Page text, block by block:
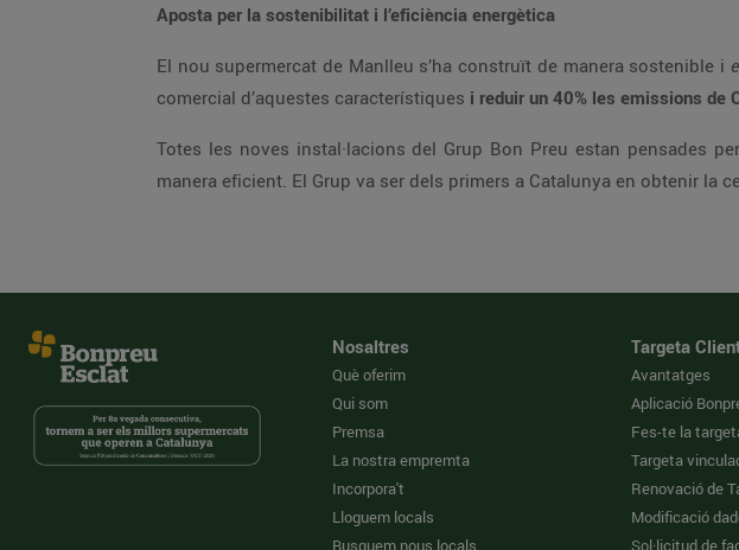
Aposta per la sostenibilitat i l’eficiència energètica
El nou supermercat de Manlleu s’ha construït de manera sostenible i
comercial d’aquestes característiques
i reduir un 40% les emissions de
Totes les noves instal·lacions del Grup Bon Preu estan pensades per reduir al màxim el consum energètic amb un sistema de gestió que les regula de
Nosaltres
Què oferim
Qui som
Premsa
La nostra empremta
Incorpora't
Lloguem locals
Busquem nous locals
Targeta
Avantatges
Aplicació
Fes-te la
Targeta
Renovació de
Modificació
Sol·licitud de